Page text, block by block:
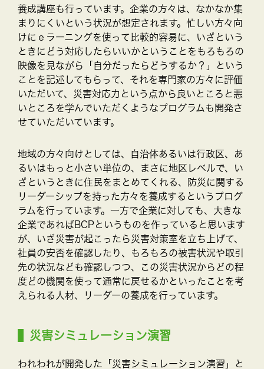
養成講座も行っています。企業の方々は、なかなか集
まりにくいという状況が想定されます。忙しい方々向
けにｅラーニングを使って比較的容易に、いざという
ときにどう対応したらいいかということをもろもろの
映像を見ながら「自分だったらどうするか？」という
ことを記述してもらって、それを専門家の方々に評価
いただいて、災害対応力という点から良いところと悪
いところを学んでいただくようなプログラムも開発さ
せていただいています。
地域の方々向けとしては、自治体あるいは行政区、あ
るいはもっと小さい単位の、まさに地区レベルで、い
ざというときに住民をまとめてくれる、防災に関する
リーダーシップを持った方々を養成するというプログ
ラムを行っています。一方で企業に対しても、大きな
企業であればBCPというものを作っていると思います
が、いざ災害が起こったら災害対策室を立ち上げて、
社員の安否を確認したり、もろもろの被害状況や取引
先の状況なども確認しつつ、この災害状況からどの程
度どの機関を使って通常に戻せるかといったことを考
えられる人材、リーダーの養成を行っています。
災害シミュレーション演習
われわれが開発した「災害シミュレーション演習」と